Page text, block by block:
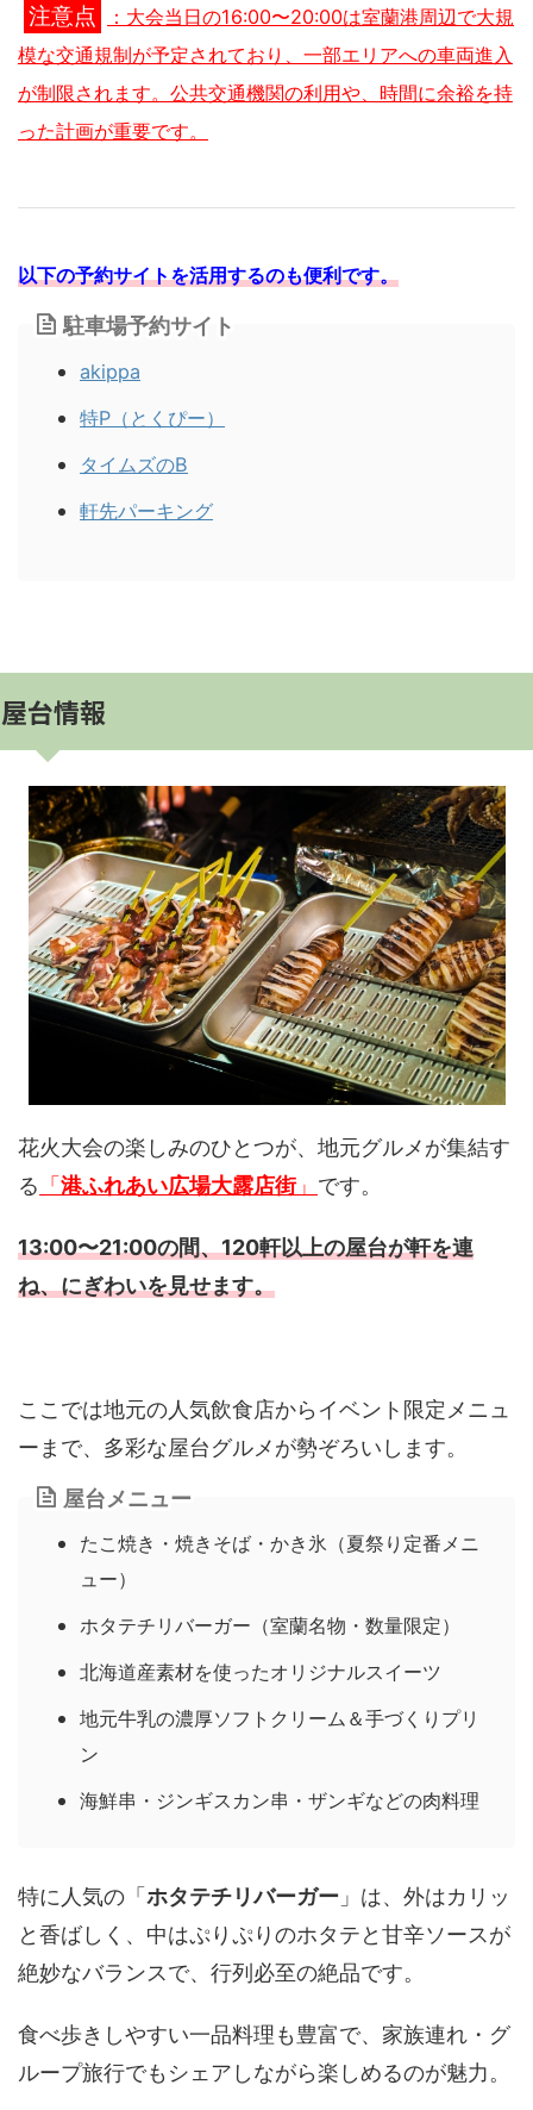
注意点
：大会当日の16:00〜20:00は室蘭港周辺で大規
模な交通規制が予定されており、一部エリアへの車両進入
が制限されます。公共交通機関の利用や、時間に余裕を持
った計画が重要です。
以下の予約サイトを活用するのも便利です。
駐車場予約サイト
akippa
特P（とくぴー）
タイムズのB
軒先パーキング
屋台情報
花火大会の楽しみのひとつが、地元グルメが集結す
る 「港ふれあい広場大露店街」 です。
13:00〜21:00の間、120軒以上の屋台が軒を連
ね、にぎわいを見せます。
ここでは地元の人気飲食店からイベント限定メニュ
ーまで、多彩な屋台グルメが勢ぞろいします。
屋台メニュー
たこ焼き・焼きそば・かき氷（夏祭り定番メニ
ュー）
ホタテチリバーガー（室蘭名物・数量限定）
北海道産素材を使ったオリジナルスイーツ
地元牛乳の濃厚ソフトクリーム＆手づくりプリ
ン
海鮮串・ジンギスカン串・ザンギなどの肉料理
特に人気の「ホタテチリバーガー 」は、外はカリッ
と香ばしく、中はぷりぷりのホタテと甘辛ソースが
絶妙なバランスで、行列必至の絶品です。
食べ歩きしやすい一品料理も豊富で、家族連れ・グ
ループ旅行でもシェアしながら楽しめるのが魅力。